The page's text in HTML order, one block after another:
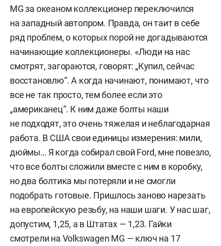
MG за океаном коллекционер переключился
на западный автопром. Правда, он таит в себе
ряд проблем, о которых порой не догадываются
начинающие коллекционеры. «Люди на нас
смотрят, загораются, говорят: „Купил, сейчас
восстановлю“. А когда начинают, понимают, что
все не так просто, тем более если это
„американец“. К ним даже болты наши
не подходят, это очень тяжелая и неблагодарная
работа. В США свои единицы измерения: мили,
дюймы… Я когда собирал свой Ford, мне повезло,
что все болты сложили вместе с ним в коробку,
но два болтика мы потеряли и не смогли
подобрать готовые. Пришлось заново нарезать
на европейскую резьбу, на наши шаги. У нас шаг,
допустим, 1,25, а в Штатах — 1,23. Гайки
смотрели на Volkswagen MG — ключ на 17